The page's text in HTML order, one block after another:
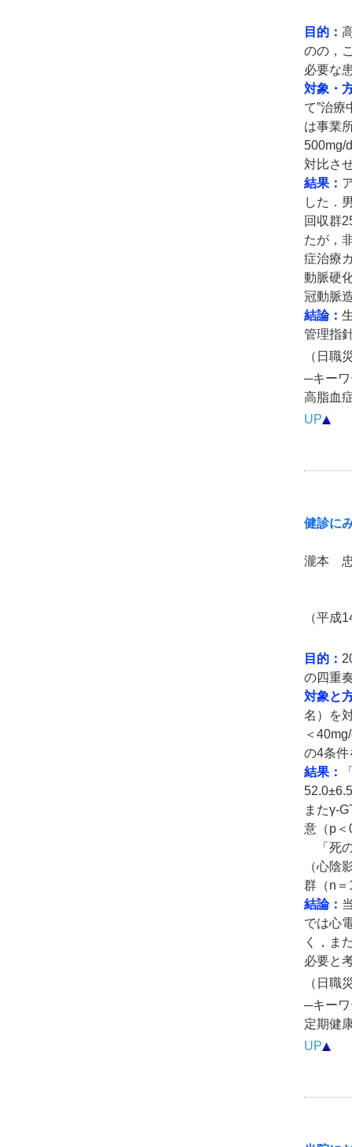
目的：
のの，
必要な
対象・
て”治療
は事業
500mg/
対比さ
結果：
した．
回収群
たが，
症治療
動脈硬
冠動脈
結論：
管理指
（日職
─キー
高脂血
UP
健診に
瀧本
（平成
目的：
の四重
対象と
名）を
＜
の4条件
結果：
またγ-
意（p＜
「死の
（心陰
群（n＝
結論：
では心
く，ま
必要と
（日職
─キー
定期健
UP